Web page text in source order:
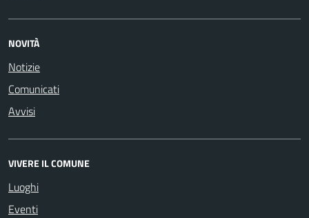
NOVITÀ
Notizie
Comunicati
Avvisi
VIVERE IL COMUNE
Luoghi
Eventi